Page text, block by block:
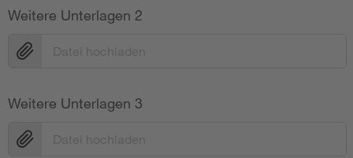
Weitere Unterlagen 2
Weitere Unterlagen 3